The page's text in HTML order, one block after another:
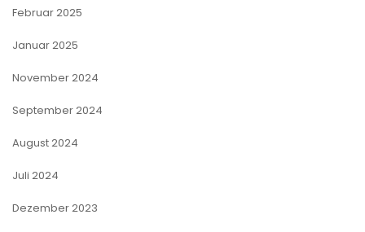
Februar 2025
Januar 2025
November 2024
September 2024
August 2024
Juli 2024
Dezember 2023